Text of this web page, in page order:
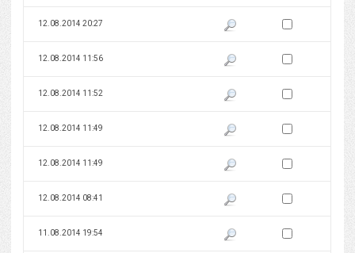
12.08.2014 20:27 Pokaż podgląd wersji z dnia
Zaznacz wersję do
12.08.2014 11:56 Pokaż podgląd wersji z dnia
Zaznacz wersję do
12.08.2014 11:52 Pokaż podgląd wersji z dnia
Zaznacz wersję do
12.08.2014 11:49 Pokaż podgląd wersji z dnia
Zaznacz wersję do
12.08.2014 11:49 Pokaż podgląd wersji z dnia
Zaznacz wersję do
12.08.2014 08:41 Pokaż podgląd wersji z dnia
Zaznacz wersję do
11.08.2014 19:54 Pokaż podgląd wersji z dnia
Zaznacz wersję do